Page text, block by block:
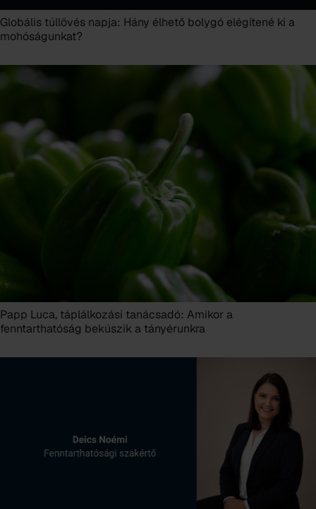
Globális túllövés napja: Hány élhető bolygó elégítené ki a
mohóságunkat?
Papp Luca, táplálkozási tanácsadó: Amikor a
fenntarthatóság bekúszik a tányérunkra